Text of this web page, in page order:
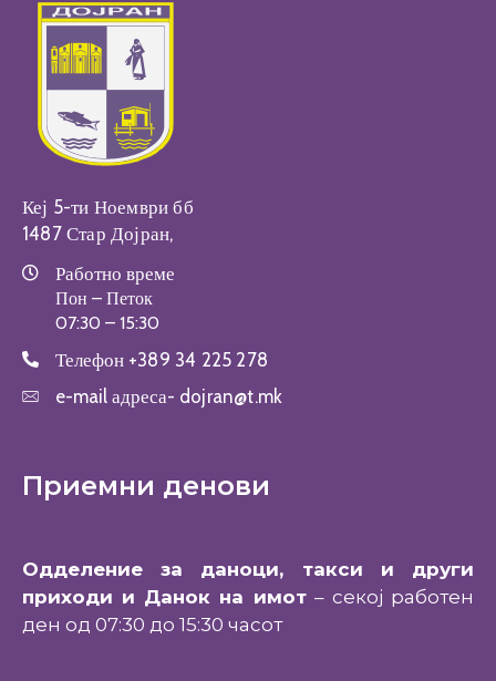
Кеј 5-ти Ноември бб
1487 Стар Дојран,
Работно време
Пон – Петок
07:30 – 15:30
Телефон +389 34 225 278
e-mail адреса- dojran@t.mk
Приемни денови
Одделение за даноци, такси и други
приходи и Данок на имот– секој работен
ден од 07:30 до 15:30 часот